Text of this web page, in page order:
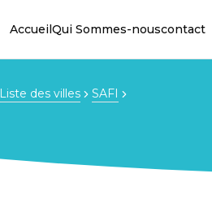
AccueilQui Sommes-nouscontact
Liste des villes SAFI